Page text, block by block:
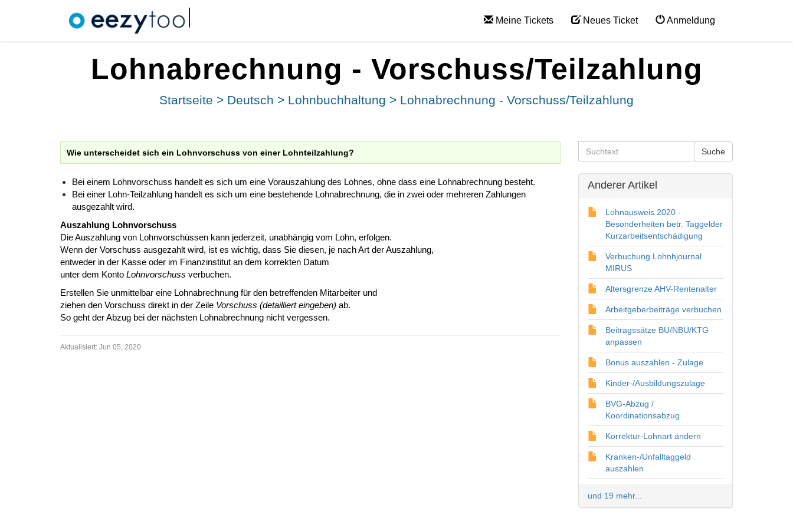
Meine Tickets Neues Ticket Anmeldung
Lohnabrechnung - Vorschuss/Teilzahlung
Startseite > Deutsch > Lohnbuchhaltung > Lohnabrechnung - Vorschuss/Teilzahlung
Wie unterscheidet sich ein Lohnvorschuss von einer Lohnteilzahlung?
Bei einem Lohnvorschuss handelt es sich um eine Vorauszahlung des Lohnes, ohne dass eine Lohnabrechnung besteht.
Bei einer Lohn-Teilzahlung handelt es sich um eine bestehende Lohnabrechnung, die in zwei oder mehreren Zahlungen
ausgezahlt wird.
Auszahlung Lohnvorschuss
Die Auszahlung von Lohnvorschüssen kann jederzeit, unabhängig vom Lohn, erfolgen.
Wenn der Vorschuss ausgezahlt wird, ist es wichtig, dass Sie diesen, je nach Art der Auszahlung,
entweder in der Kasse oder im Finanzinstitut an dem korrekten Datum
unter dem Konto Lohnvorschuss verbuchen.
Erstellen Sie unmittelbar eine Lohnabrechnung für den betreffenden Mitarbeiter und
ziehen den Vorschuss direkt in der Zeile Vorschuss (detailliert eingeben) ab.
So geht der Abzug bei der nächsten Lohnabrechnung nicht vergessen.
Aktualisiert: Jun 05, 2020
Anderer Artikel
Lohnausweis 2020 -
Besonderheiten betr. Taggelder
Kurzarbeitsentschädigung
Verbuchung Lohnhjournal
MIRUS
Altersgrenze AHV-Rentenalter
Arbeitgeberbeiträge verbuchen
Beitragssätze BU/NBU/KTG
anpassen
Bonus auszahlen - Zulage
Kinder-/Ausbildungszulage
BVG-Abzug /
Koordinationsabzug
Korrektur-Lohnart ändern
Kranken-/Unfalltaggeld
auszahlen
und 19 mehr...